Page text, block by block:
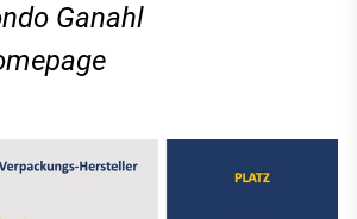
Ganahl